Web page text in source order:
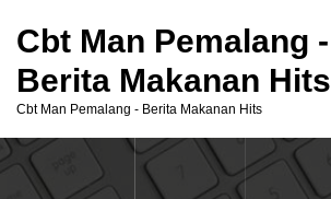
o
Cbt Man Pemalang -
Berita Makanan Hits
Cbt Man Pemalang - Berita Makanan Hits